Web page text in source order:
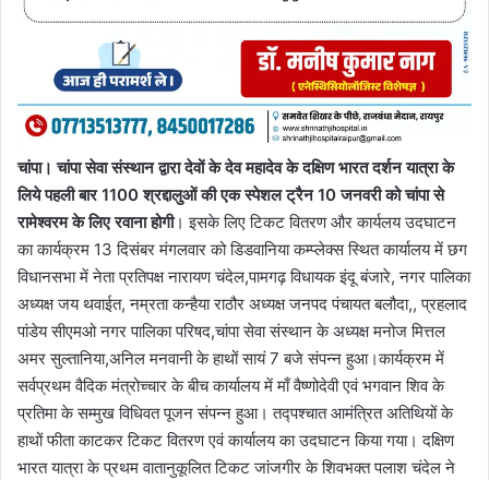
चांपा। चांपा सेवा संस्थान द्वारा देवों के देव महादेव के दक्षिण भारत दर्शन यात्रा के
लिये पहली बार 1100 श्रद्दालुओं की एक स्पेशल ट्रैन 10 जनवरी को चांपा से
रामेश्वरम के लिए रवाना होगी। इसके लिए टिकट वितरण और कार्यलय उदघाटन
का कार्यक्रम 13 दिसंबर मंगलवार को डिडवानिया कम्प्लेक्स स्थित कार्यालय में छग
विधानसभा में नेता प्रतिपक्ष नारायण चंदेल,पामगढ़ विधायक इंदू बंजारे, नगर पालिका
अध्यक्ष जय थवाईत, नम्रता कन्हैया राठौर अध्यक्ष जनपद पंचायत बलौदा,, प्रहलाद
पांडेय सीएमओ नगर पालिका परिषद,चांपा सेवा संस्थान के अध्यक्ष मनोज मित्तल
अमर सुल्तानिया,अनिल मनवानी के हाथों सायं 7 बजे संपन्न हुआ।कार्यक्रम में
सर्वप्रथम वैदिक मंत्रोच्चार के बीच कार्यालय में माँ वैष्णोदेवी एवं भगवान शिव के
प्रतिमा के सम्मुख विधिवत पूजन संपन्न हुआ। तद्पश्चात आमंत्रित अतिथियों के
हाथों फीता काटकर टिकट वितरण एवं कार्यालय का उदघाटन किया गया। दक्षिण
भारत यात्रा के प्रथम वातानुकूलित टिकट जांजगीर के शिवभक्त पलाश चंदेल ने